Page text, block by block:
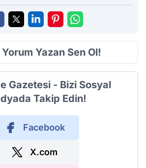
Yazan Sen Ol!
Gazetesi - Bizi Sosyal
Takip Edin!
Facebook
X.com